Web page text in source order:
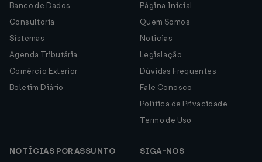
Banco de Dados
Consultoria
Sistemas
Agenda Tributária
Comércio Exterior
Boletim Diário
Página Inicial
Quem Somos
Notícias
Legislação
Dúvidas Frequentes
Fale Conosco
Política de Privacidade
Termo de Uso
NOTÍCIAS POR ASSUNTO
SIGA-NOS